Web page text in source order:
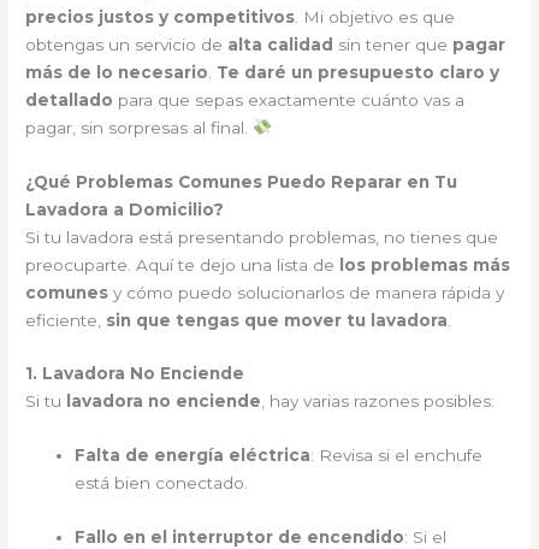
precios justos y competitivos . Mi objetivo es que
obtengas un servicio de alta calidad sin tener que pagar
más de lo necesario Te daré un presupuesto claro y
detallado para que sepas exactamente cuánto vas a
pagar, sin sorpresas al final.
¿Qué Problemas Comunes Puedo Reparar en Tu
Lavadora a Domicilio?
Si tu lavadora está presentando problemas, no tienes que
preocuparte. Aquí te dejo una lista de los problemas más
comunes y cómo puedo solucionarlos de manera rápida y
eficiente, sin que tengas que mover tu lavadora
1. Lavadora No Enciende
Si tu
lavadora no enciende, hay varias razones posibles:
Falta de energía eléctrica: Revisa si el enchufe
está bien conectado.
Fallo en el interruptor de encendido: Si el